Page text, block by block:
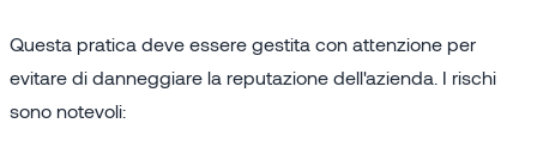
Questa pratica deve essere gestita con attenzione per
evitare di danneggiare la reputazione dell'azienda. I rischi
sono notevoli: